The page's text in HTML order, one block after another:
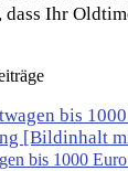
Ihr
bis 1000